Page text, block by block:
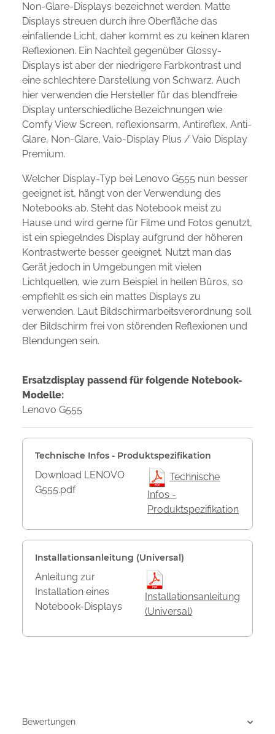
Non-Glare-Displays bezeichnet werden. Matte
Displays streuen durch ihre Oberfläche das
einfallende Licht, daher kommt es zu keinen klaren
Reflexionen. Ein Nachteil gegenüber Glossy-
Displays ist aber der niedrigere Farbkontrast und
eine schlechtere Darstellung von Schwarz. Auch
hier verwenden die Hersteller für das blendfreie
Display unterschiedliche Bezeichnungen wie
Comfy View Screen, reflexionsarm, Antireflex, Anti-
Glare, Non-Glare, Vaio-Display Plus / Vaio Display
Premium.
Welcher Display-Typ bei Lenovo G555 nun besser
geeignet ist, hängt von der Verwendung des
Notebooks ab. Steht das Notebook meist zu
Hause und wird gerne für Filme und Fotos genutzt,
ist ein spiegelndes Display aufgrund der höheren
Kontrastwerte besser geeignet. Nutzt man das
Gerät jedoch in Umgebungen mit vielen
Lichtquellen, wie zum Beispiel in hellen Büros, so
empfiehlt es sich ein mattes Displays zu
verwenden. Laut Bildschirmarbeitsverordnung soll
der Bildschirm frei von störenden Reflexionen und
Blendungen sein.
Ersatzdisplay passend für folgende Notebook-
Modelle:
Lenovo G555
Technische Infos - Produktspezifikation
Download LENOVO
G555.pdf
Technische
Infos -
Produktspezifikation
Installationsanleitung (Universal)
Anleitung zur
Installation eines
Notebook-Displays
Installationsanleitung
(Universal)
Bewertungen